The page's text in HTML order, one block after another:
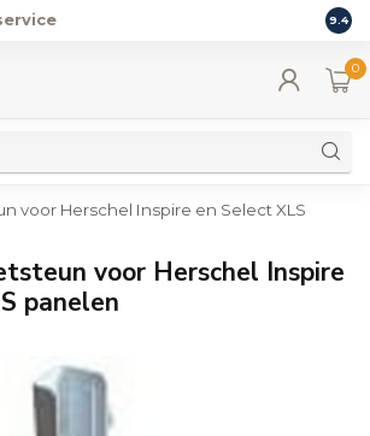
9.4
0
voor Herschel Inspire en Select XLS
voor Herschel Inspire
panelen